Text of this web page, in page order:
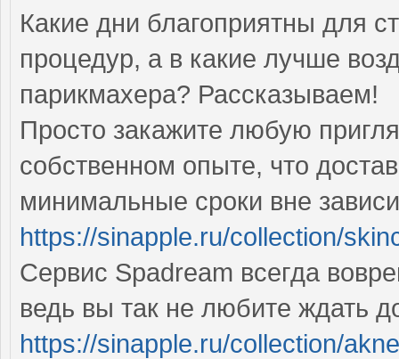
Какие дни благоприятны для
процедур, а в какие лучше
парикмахера? Рассказываем!
Просто закажите любую
собственном опыте, что
минимальные сроки вне
https://sinapple.ru/collection/
Сервис Spadream всегда
ведь вы так не любите ждать
https://sinapple.ru/collection/